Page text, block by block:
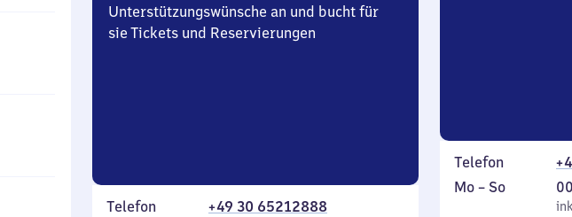
Unterstützungswünsche an und bucht für
sie Tickets und Reservierungen
Telefon
+49 30 65212888
Telefon
Montag
Mo – So,
inkl.
0